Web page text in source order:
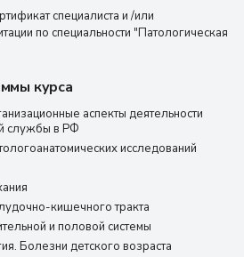
специалиста и /или
по специальности "Патологическая
курса
аспекты деятельности
службы в РФ
исследований
кишечного тракта
и половой системы
Болезни детского возраста